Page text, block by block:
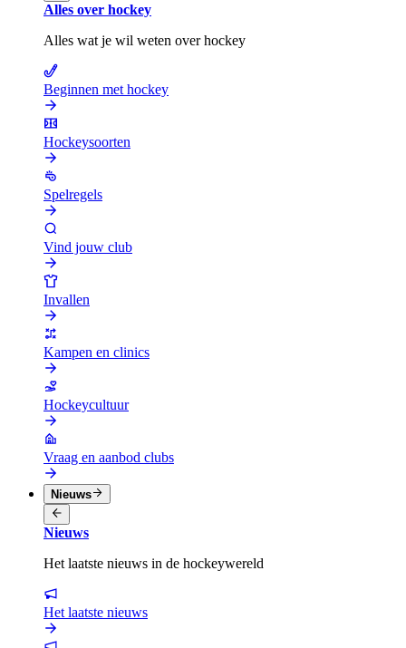
Alles over hockey
Alles wat je wil weten over hockey
Beginnen met hockey
Hockeysoorten
Spelregels
Vind jouw club
Invallen
Kampen en clinics
Hockeycultuur
Vraag en aanbod clubs
Nieuws
Nieuws
Het laatste nieuws in de hockeywereld
Het laatste nieuws